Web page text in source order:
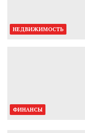
НЕДВИЖИМОСТЬ
ФИНАНСЫ